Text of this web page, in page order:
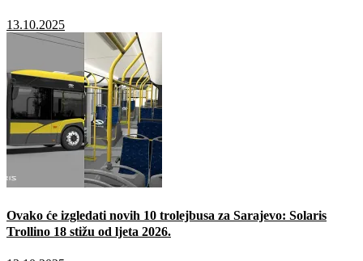
13.10.2025
Ovako će izgledati novih 10 trolejbusa za Sarajevo: Solaris
Trollino 18 stižu od ljeta 2026.